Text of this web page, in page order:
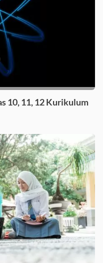
10, 11, 12 Kurikulum